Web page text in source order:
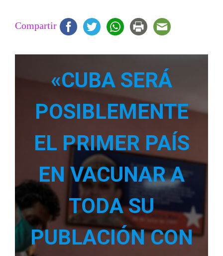
Compartir
«CUBA SERÁ
POSIBLEMENTE
EL PRIMER PAÍS
EN VACUNAR A
TODA SU
PUBLACIÓN CON